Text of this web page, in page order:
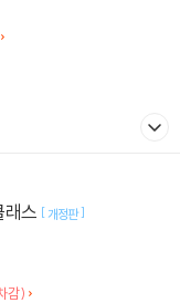
래스 [개정판]
감)